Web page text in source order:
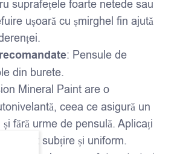
suprafețele foarte netede sau
ușoară cu șmirghel fin ajută
: Pensule de
din burete.
Mineral Paint are o
ceea ce asigură un
fără urme de pensulă. Aplicați
un strat subțire și uniform.